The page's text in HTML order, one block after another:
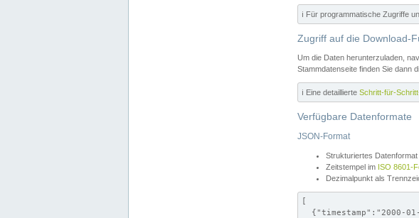
ℹ️ Für programmatische Zugriffe
Zugriff auf die Download-
Um die Daten herunterzuladen,
Stammdatenseite finden Sie dann
ℹ️ Eine detaillierte Schritt-für-
Verfügbare Datenformate
JSON-Format
Strukturiertes
Zeitstempel im ISO 8601-
Dezimalpunkt als
[
{"timestamp":"2000-